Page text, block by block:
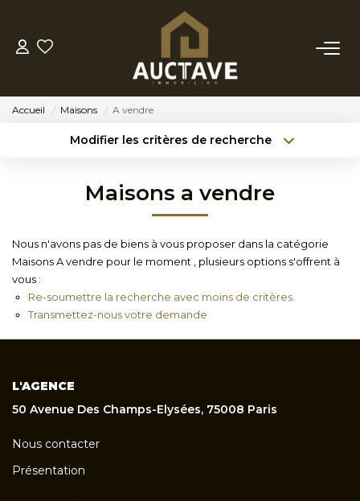
ACHETER
NOTRE PHILOSOPHIE
CONTACT
Accueil Maisons A vendre
Modifier les critères de recherche
Type de bien
Budget max Référence
Maisons a vendre
Nous n'avons pas de biens à vous proposer dans la catégorie
Maisons A vendre pour le moment , plusieurs options s'offrent à
vous :
Re-soumettre la recherche avec moins de critères.
Transmettez-nous votre demande
L'AGENCE
50 Avenue Des Champs-Elysées, 75008 Paris
Nous contacter
Présentation